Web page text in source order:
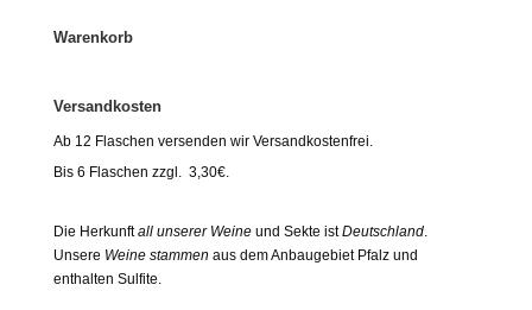
Warenkorb
Versandkosten
Ab 12 Flaschen versenden wir Versandkostenfrei.
Bis 6 Flaschen zzgl. 3,30€.
Die Herkunftall unserer Weineund Sekte istDeutschland.
Unsere Weine stammen aus dem Anbaugebiet Pfalz und
enthalten Sulfite.